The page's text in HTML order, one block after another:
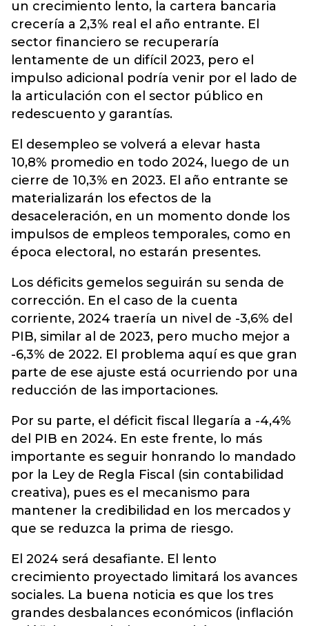
un crecimiento lento, la cartera bancaria
crecería a 2,3% real el año entrante. El
sector financiero se recuperaría
lentamente de un difícil 2023, pero el
impulso adicional podría venir por el lado de
la articulación con el sector público en
redescuento y garantías.
El desempleo se volverá a elevar hasta
10,8% promedio en todo 2024, luego de un
cierre de 10,3% en 2023. El año entrante se
materializarán los efectos de la
desaceleración, en un momento donde los
impulsos de empleos temporales, como en
época electoral, no estarán presentes.
Los déficits gemelos seguirán su senda de
corrección. En el caso de la cuenta
corriente, 2024 traería un nivel de -3,6% del
PIB, similar al de 2023, pero mucho mejor a
-6,3% de 2022. El problema aquí es que gran
parte de ese ajuste está ocurriendo por una
reducción de las importaciones.
Por su parte, el déficit fiscal llegaría a -4,4%
del PIB en 2024. En este frente, lo más
importante es seguir honrando lo mandado
por la Ley de Regla Fiscal (sin contabilidad
creativa), pues es el mecanismo para
mantener la credibilidad en los mercados y
que se reduzca la prima de riesgo.
El 2024 será desafiante. El lento
crecimiento proyectado limitará los avances
sociales. La buena noticia es que los tres
grandes desbalances económicos (inflación